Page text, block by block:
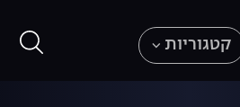
קטגוריות